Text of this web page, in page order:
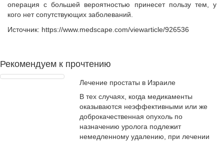
операция с большей вероятностью принесет пользу тем, у
кого нет сопутствующих заболеваний.
Источник: https://www.medscape.com/viewarticle/926536
Рекомендуем к прочтению
Лечение простаты в Израиле
В тех случаях, когда медикаменты
оказываются неэффективными или же
доброкачественная опухоль по
назначению уролога подлежит
немедленному удалению, при лечении